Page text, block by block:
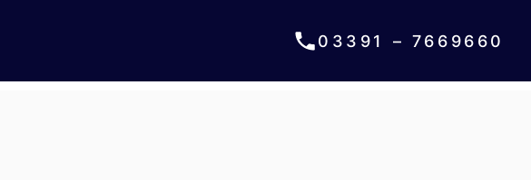
03391 – 7669660